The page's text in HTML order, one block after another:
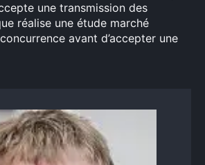
une transmission des
réalise une étude marché
avant d’accepter une